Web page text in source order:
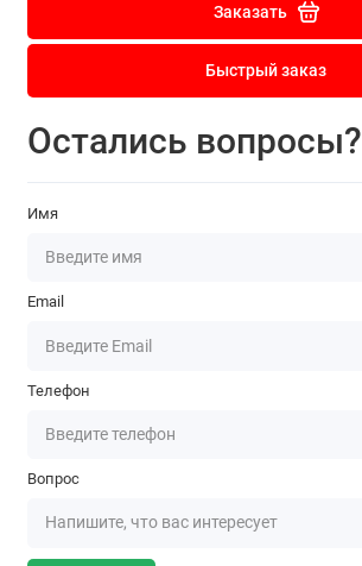
Заказать
Быстрый заказ
Остались вопросы?
Имя
Email
Телефон
Вопрос